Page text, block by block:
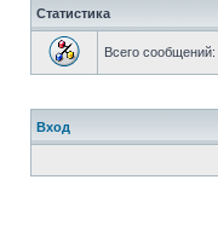
Статистика
Всего сообщений:
Вход